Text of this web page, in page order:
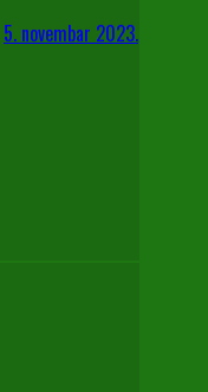
5. novembar 2023.